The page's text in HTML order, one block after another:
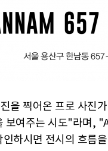
을 찍어온 프로 사진
보여주는 시도"라며,
하시면 전시의 흐름